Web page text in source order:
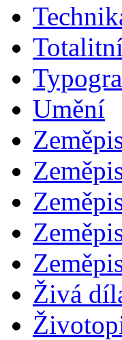
Umění
Živá